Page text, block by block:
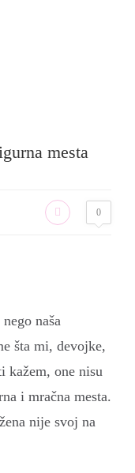
mesta
0
naša
šta mi, devojke,
kažem, one nisu
i mračna mesta.
nije svoj na